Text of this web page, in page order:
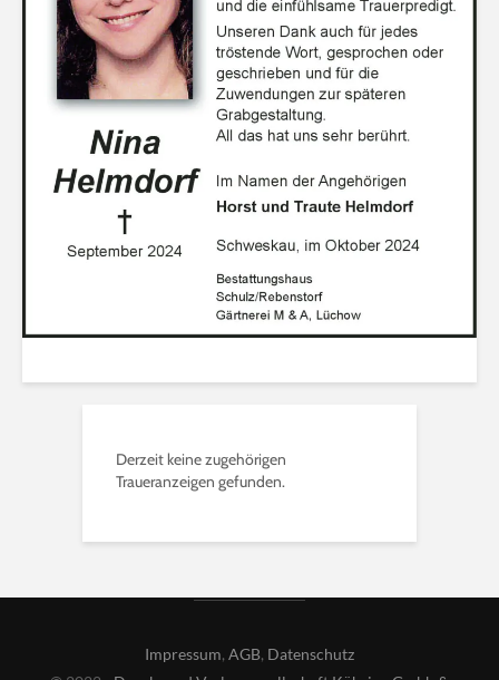
Derzeit keine zugehörigen
Traueranzeigen gefunden.
Impressum, AGB, Datenschutz